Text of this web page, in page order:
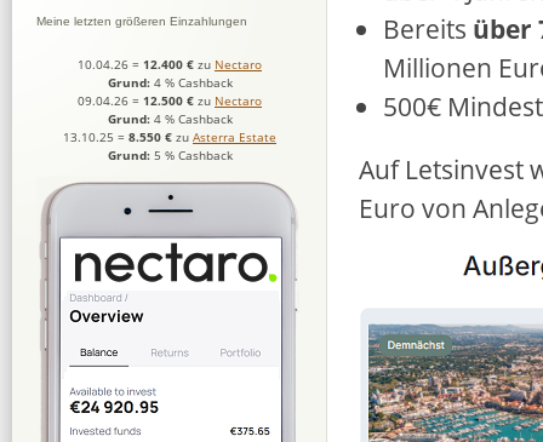
Bereits über
Millionen
500€
Auf Letsinvest
Euro von
Meine letzten größeren Einzahlungen
10.04.26 = 12.400 € zu Nectaro
Grund: 4 % Cashback
09.04.26 = 12.500 € zu Nectaro
Grund: 4 % Cashback
13.10.25 = 8.550 € zu Asterra Estate
Grund: 5 % Cashback